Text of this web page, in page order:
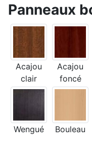
Panneaux
Acajou
clair
Acajou
foncé
Wengué Bouleau